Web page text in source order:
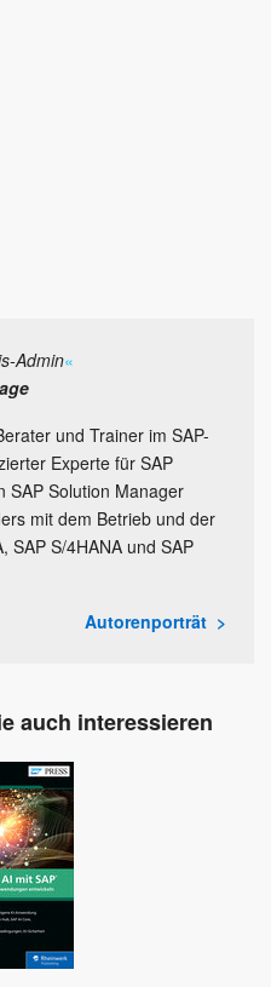
Admin«
und Trainer im SAP-
Experte für SAP
SAP Solution Manager
mit dem Betrieb und der
SAP S/4HANA und SAP
Autorenporträt
auch interessieren